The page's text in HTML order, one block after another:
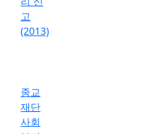
고
(2013)
종교
재단
사회